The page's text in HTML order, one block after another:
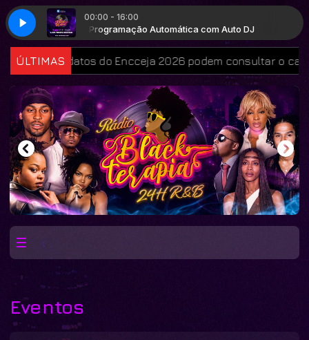
00:00 - 16:00
Auto DJ Programação Automática com Auto DJ
ÚLTIMAS
Candidatos do Encceja 2026 podem consultar o cartão
Eventos